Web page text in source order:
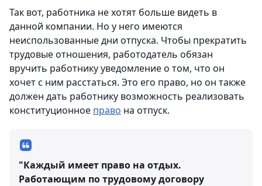
Так вот, работника не хотят больше видеть в
данной компании. Но у него имеются
неиспользованные дни отпуска. Чтобы прекратить
трудовые отношения, работодатель обязан
вручить работнику уведомление о том, что он
хочет с ним расстаться. Это его право, но он также
должен дать работнику возможность реализовать
конституционное право на отпуск.
"Каждый имеет право на отдых.
Работающим по трудовому договору